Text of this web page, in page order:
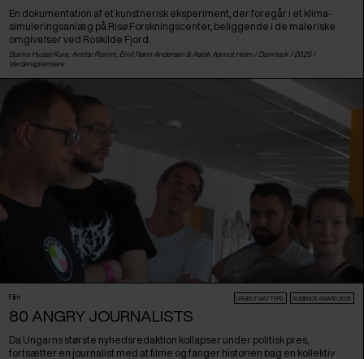
En dokumentation af et kunstnerisk eksperiment, der foregår i et klima-
simuleringsanlæg på Risø Forskningscenter, beliggende i de maleriske
omgivelser ved Roskilde Fjord.
Bjarke Hvass Kure, Amitai Romm, Emil Rønn Andersen & Aslak Aamot Helm / Danmark / 2025 /
Verdenspremiere
Film URGENT MATTERS AUDIENCE AWARD 2026
80 ANGRY JOURNALISTS
Da Ungarns største nyhedsredaktion kollapser under politisk pres,
fortsætter en journalist med at filme og fanger historien bag en kollektiv